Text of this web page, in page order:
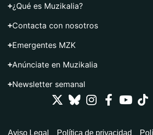
¿Qué es Muzikalia?
Contacta con nosotros
Emergentes MZK
Anúnciate en Muzikalia
Newsletter semanal
Aviso Legal Política de privacidad